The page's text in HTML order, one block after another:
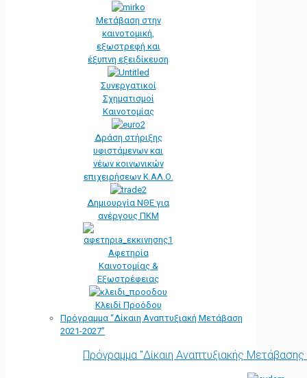
Μετάβαση στην
καινοτομική,
εξωστρεφή και
έξυπνη εξειδίκευση
Συνεργατικοί
Σχηματισμοί
Καινοτομίας
Δράση στήριξης
υφιστάμενων και
νέων κοινωνικών
επιχειρήσεων Κ.ΑΛ.Ο.
Δημιουργία ΝΘΕ για
ανέργους ΠΚΜ
Αφετηρία
Kαινοτομίας &
Εξωστρέφειας
Κλειδί Προόδου
Πρόγραμμα “Δίκαιη Αναπτυξιακή Μετάβαση
2021-2027”
Πρόγραμμα "Δίκαιη Αναπτυξιακής